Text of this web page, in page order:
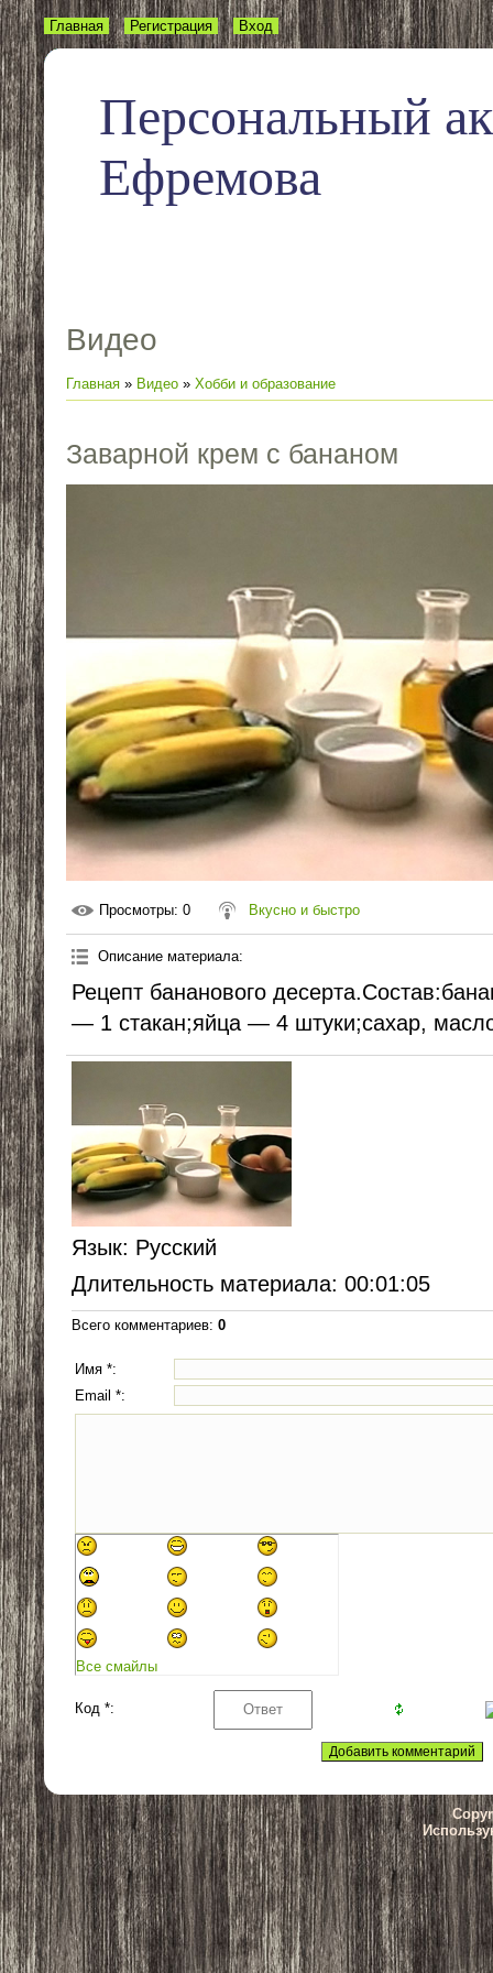
Персональный
Ефремова
Главная Регистрация Вход
Видео
Главная » Видео » Хобби и образование
Заварной крем с бананом
Просмотры: 0 Вкусно и быстро
Описание материала:
Рецепт бананового
— 1 стакан;яйца — 4 штуки;сахар,
Язык: Русский
Длительность материала: 00:01:05
Всего комментариев: 0
Имя *:
Email *:
Все смайлы
Код *: